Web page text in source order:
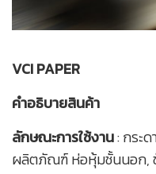
VCI PAPER
คำอธิบายสินค้า
ลักษณะการใช้งาน: กระ
ผลิตภัณฑ์ ห่อหุ้มชั้นนอก, ชั้